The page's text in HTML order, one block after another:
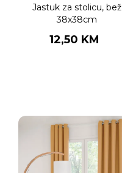
Jastuk za stolicu, bež
38x38cm
12,50 KM